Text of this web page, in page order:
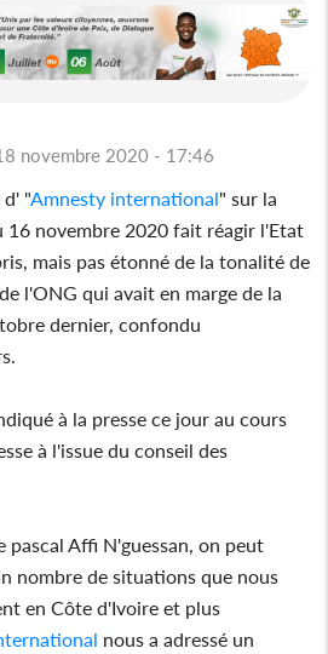
novembre 2020 - 17:46
d' "Amnesty international" sur la
16 novembre 2020 fait réagir l'Etat
mais pas étonné de la tonalité de
l'ONG qui avait en marge de la
dernier, confondu
à la presse ce jour au cours
à l'issue du conseil des
pascal Affi N'guessan, on peut
nombre de situations que nous
en Côte d'Ivoire et plus
nous a adressé un